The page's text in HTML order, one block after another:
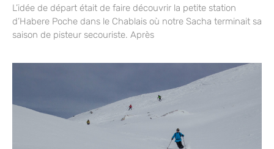
L’idée de départ était de faire découvrir la petite station
d’Habere Poche dans le Chablais où notre Sacha terminait sa
saison de pisteur secouriste. Après